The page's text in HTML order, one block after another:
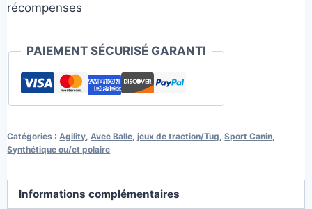
récompenses
PAIEMENT SÉCURISÉ GARANTI
Catégories :Agility,Avec Balle,jeux de traction/Tug,Sport Canin,
Synthétique ou/et polaire
Informations complémentaires